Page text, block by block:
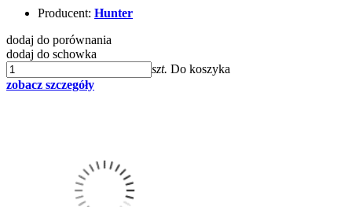
Producent: Hunter
dodaj do porównania
dodaj do schowka
szt. Do koszyka
zobacz szczegóły